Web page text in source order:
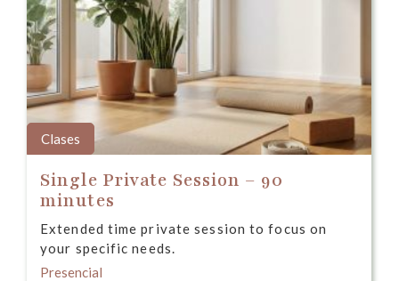
Clases
Single Private Session – 90
minutes
Extended time private session to focus on
your specific needs.
Presencial